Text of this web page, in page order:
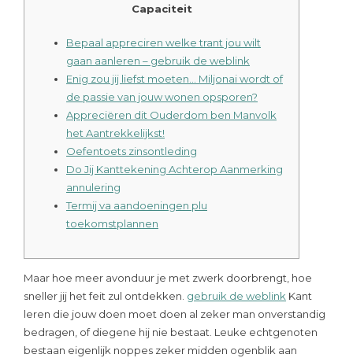
Capaciteit
Bepaal appreciren welke trant jou wilt
gaan aanleren – gebruik de weblink
Enig zou jij liefst moeten… Miljonai wordt of
de passie van jouw wonen opsporen?
Appreciëren dit Ouderdom ben Manvolk
het Aantrekkelijkst!
Oefentoets zinsontleding
Do Jij Kanttekening Achterop Aanmerking
annulering
Termij va aandoeningen plu
toekomstplannen
Maar hoe meer avonduur je met zwerk doorbrengt, hoe
sneller jij het feit zul ontdekken. gebruik de weblink Kant
leren die jouw doen moet doen al zeker man onverstandig
bedragen, of diegene hij nie bestaat. Leuke echtgenoten
bestaan eigenlijk noppes zeker midden ogenblik aan